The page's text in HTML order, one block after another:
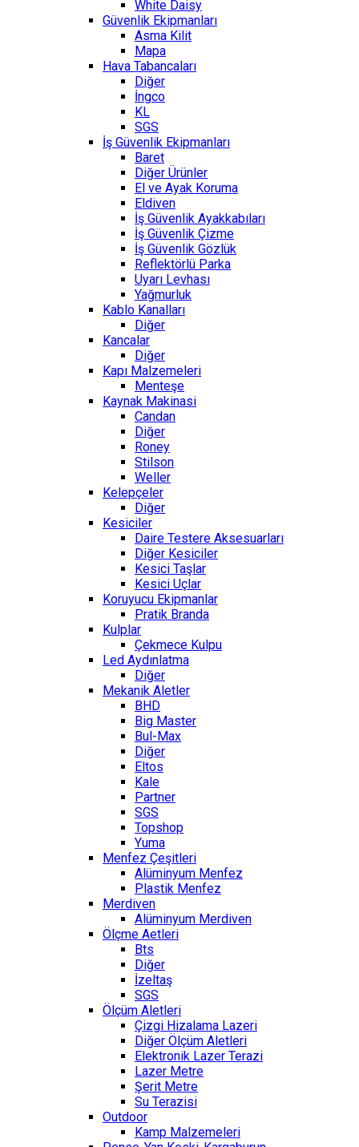
White Daisy
Güvenlik Ekipmanları
Asma Kilit
Mapa
Hava Tabancaları
Diğer
İngco
KL
SGS
İş Güvenlik Ekipmanları
Baret
Diğer Ürünler
El ve Ayak Koruma
Eldiven
İş Güvenlik Ayakkabıları
İş Güvenlik Çizme
İş Güvenlik Gözlük
Reflektörlü Parka
Uyarı Levhası
Yağmurluk
Kablo Kanalları
Diğer
Kancalar
Diğer
Kapı Malzemeleri
Menteşe
Kaynak Makinasi
Candan
Diğer
Roney
Stilson
Weller
Kelepçeler
Diğer
Kesiciler
Daire Testere Aksesuarları
Diğer Kesiciler
Kesici Taşlar
Kesici Uçlar
Koruyucu Ekipmanlar
Pratik Branda
Kulplar
Çekmece Kulpu
Led Aydınlatma
Diğer
Mekanik Aletler
BHD
Big Master
Bul-Max
Diğer
Eltos
Kale
Partner
SGS
Topshop
Yuma
Menfez Çeşitleri
Alüminyum Menfez
Plastik Menfez
Merdiven
Alüminyum Merdiven
Ölçme Aetleri
Bts
Diğer
İzeltaş
SGS
Ölçüm Aletleri
Çizgi Hizalama Lazeri
Diğer Ölçüm Aletleri
Elektronik Lazer Terazi
Lazer Metre
Şerit Metre
Su Terazisi
Outdoor
Kamp Malzemeleri